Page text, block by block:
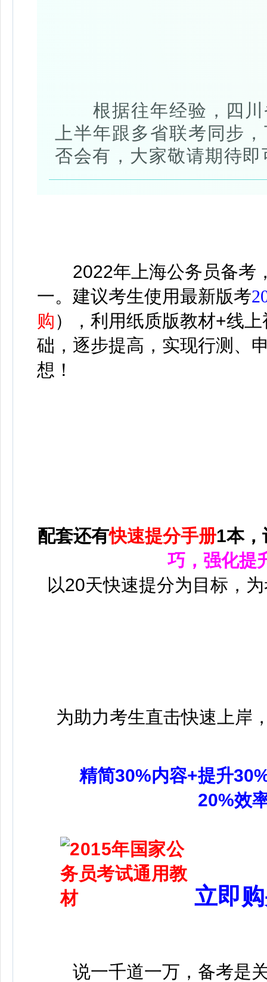
根据往年经验，四
上半年跟多省联考同步
否会有，大家敬请期待即
2022年上海公务员备考
一。建议考生使用最新版考
购）
，利用纸质版教材+线
础，逐步提高，实现行测、
想！
配套还有快速提分手册1本，
巧，强化提
以20天快速提分为目标，
为助力考生直击快速上岸
精简30%内容+提升
20%效
立即
说一千道一万，备考是关